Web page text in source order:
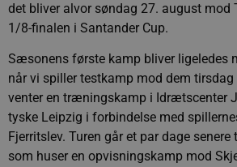
det bliver alvor søndag 27. august mod
1/8-finalen i Santander Cup.
Sæsonens første kamp bliver ligeledes
når vi spiller testkamp mod dem
venter en træningskamp i Idrætscenter
tyske Leipzig i forbindelse med
Fjerritslev. Turen går et par dage senere
som huser en opvisningskamp mod